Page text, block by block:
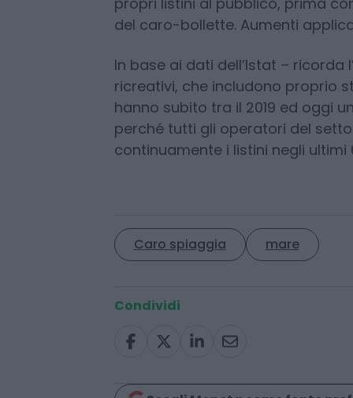
territorio e dipendendo dal livello
dall’ubicazione e dai servizi
propri listini al pubblico, prima
del caro-bollette. Aumenti
In base ai dati dell’Istat – ricorda
ricreativi, che includono proprio
hanno subito tra il 2019 ed oggi
Caro spiaggia